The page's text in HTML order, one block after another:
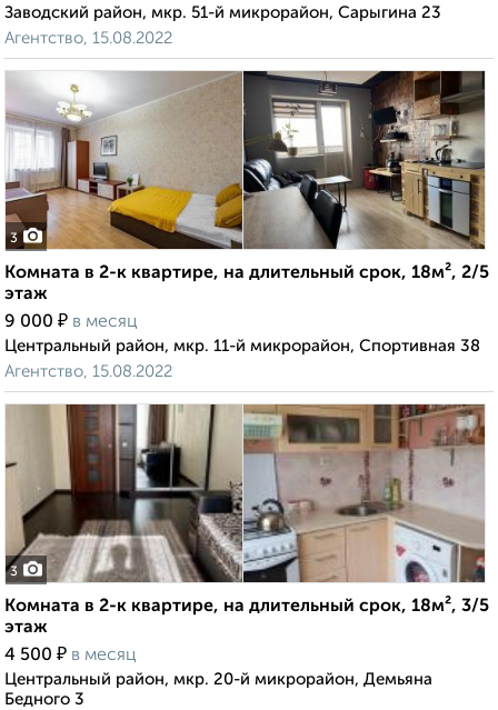
Заводский район, мкр. 51-й микрорайон, Сарыгина 23
Агентство, 15.08.2022
3
Комната в 2-к квартире, на длительный срок, 18м², 2/5
этаж
9 000 ₽ в месяц
Центральный район, мкр. 11-й микрорайон, Спортивная 38
Агентство, 15.08.2022
3
Комната в 2-к квартире, на длительный срок, 18м², 3/5
этаж
4 500 ₽ в месяц
Центральный район, мкр. 20-й микрорайон, Демьяна
Бедного 3